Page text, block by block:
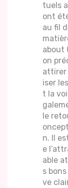
tuels
ont
au fil
about
on
attirer
iser
t la
le
n. Il
e
able
s
ve